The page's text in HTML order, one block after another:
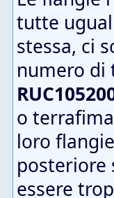
tutte
stessa, ci
numero
o
loro
posteriore
essere